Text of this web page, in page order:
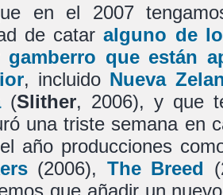
en el 2007
de cataralguno de
gamberro que están
, incluido Nueva
(Slither, 2006), y que
una triste semana en
año producciones
(2006), The Breed
que añadir un